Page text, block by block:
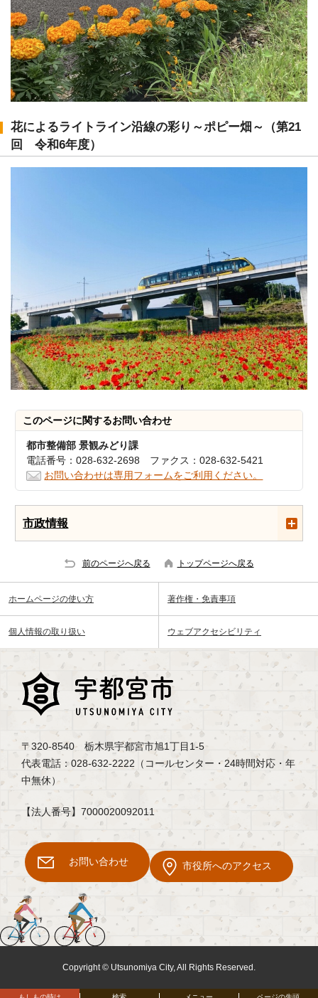
花によるライトライン沿線の彩り～ポピー畑～（第21
回 令和6年度）
このページに関するお問い合わせ
都市整備部 景観みどり課
電話番号：028-632-2698 ファクス：028-632-5421
お問い合わせは専用フォームをご利用ください。
市政情報
前のページへ戻る トップページへ戻る
ホームページの使い方 著作権・免責事項
個人情報の取り扱い ウェブアクセシビリティ
〒320-8540 栃木県宇都宮市旭1丁目1-5
代表電話：028-632-2222（コールセンター・24時間対応・年
中無休）
【法人番号】7000020092011
お問い合わせ 市役所へのアクセス
Copyright © Utsunomiya City, All Rights Reserved.